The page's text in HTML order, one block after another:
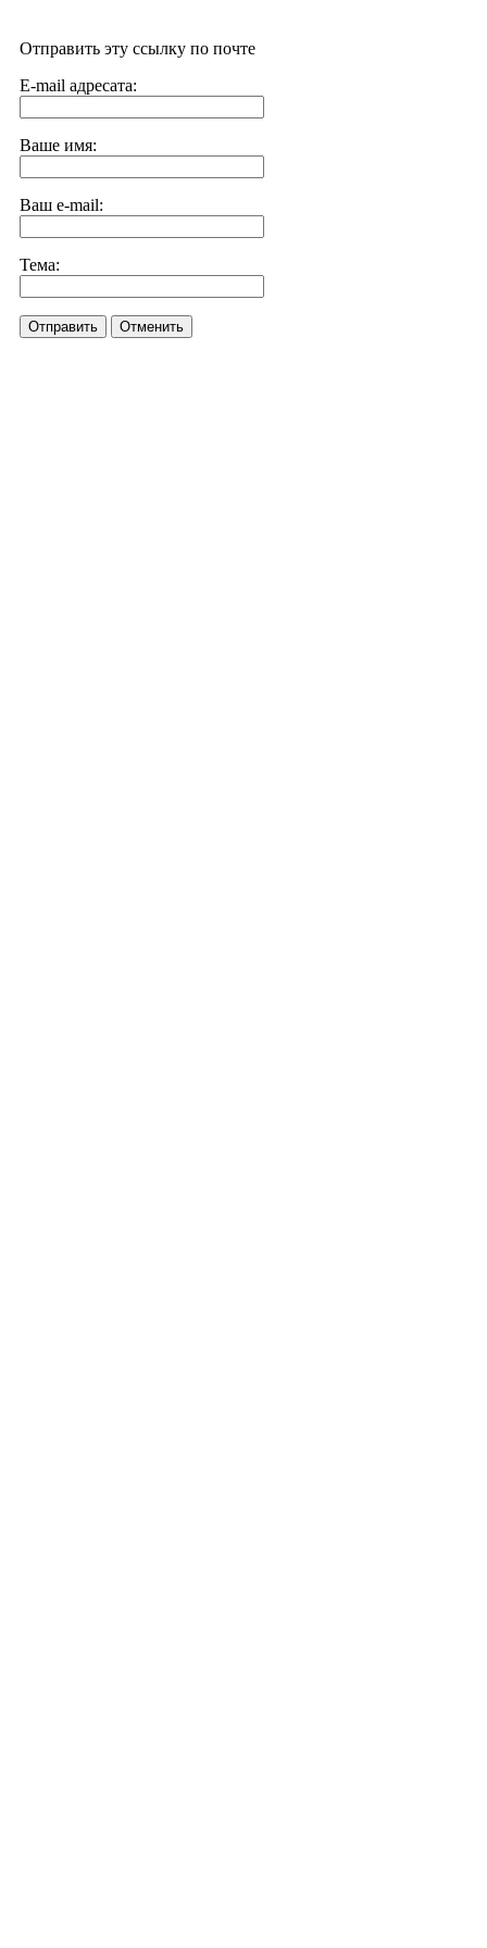
Отправить эту ссылку по почте
E-mail адресата:
Ваше имя:
Ваш e-mail:
Тема:
Отправить Отменить